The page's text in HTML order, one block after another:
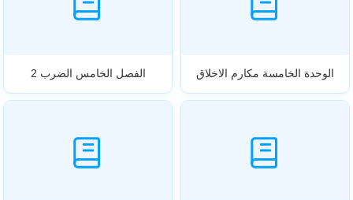
الوحدة الخامسة مكارم الاخلاق الفصل الخامس الضرب 2